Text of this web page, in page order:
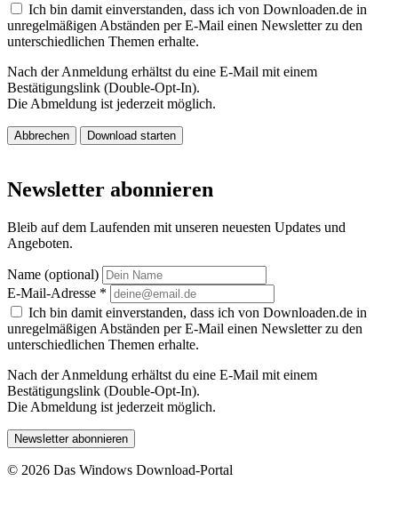
Ich bin damit einverstanden, dass ich von Downloaden.de in
unregelmäßigen Abständen per E-Mail einen Newsletter zu den
unterschiedlichen Themen erhalte.
Nach der Anmeldung erhältst du eine E-Mail mit einem
Bestätigungslink (Double-Opt-In).
Die Abmeldung ist jederzeit möglich.
Abbrechen Download starten
Newsletter abonnieren
Bleib auf dem Laufenden mit unseren neuesten Updates und
Angeboten.
Name (optional)
E-Mail-Adresse *
Ich bin damit einverstanden, dass ich von Downloaden.de in
unregelmäßigen Abständen per E-Mail einen Newsletter zu den
unterschiedlichen Themen erhalte.
Nach der Anmeldung erhältst du eine E-Mail mit einem
Bestätigungslink (Double-Opt-In).
Die Abmeldung ist jederzeit möglich.
Newsletter abonnieren
© 2026 Das Windows Download-Portal